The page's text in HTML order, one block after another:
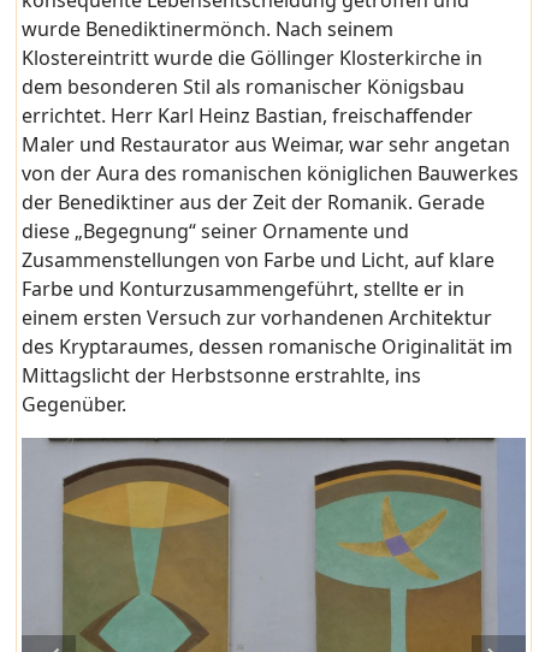
wurde Benediktinermönch. Nach seinem
Klostereintritt wurde die Göllinger Klosterkirche in
dem besonderen Stil als romanischer Königsbau
errichtet. Herr Karl Heinz Bastian, freischaffender
Maler und Restaurator aus Weimar, war sehr angetan
von der Aura des romanischen königlichen Bauwerkes
der Benediktiner aus der Zeit der Romanik. Gerade
diese „Begegnung“ seiner Ornamente und
Zusammenstellungen von Farbe und Licht, auf klare
Farbe und Konturzusammengeführt, stellte er in
einem ersten Versuch zur vorhandenen Architektur
des Kryptaraumes, dessen romanische Originalität im
Mittagslicht der Herbstsonne erstrahlte, ins
Gegenüber.